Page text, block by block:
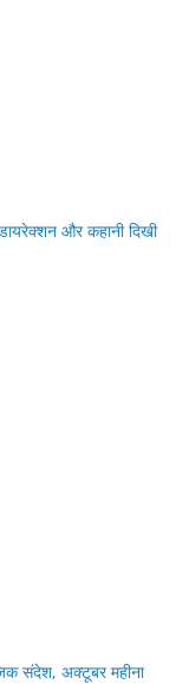
और कहानी दिखी
संदेश, अक्टूबर महीना